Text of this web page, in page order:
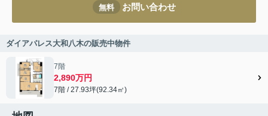
無料 お問い合わせ
ダイアパレス大和八木の販売中物件
7階
2,890万円
7階 / 27.93坪(92.34㎡)